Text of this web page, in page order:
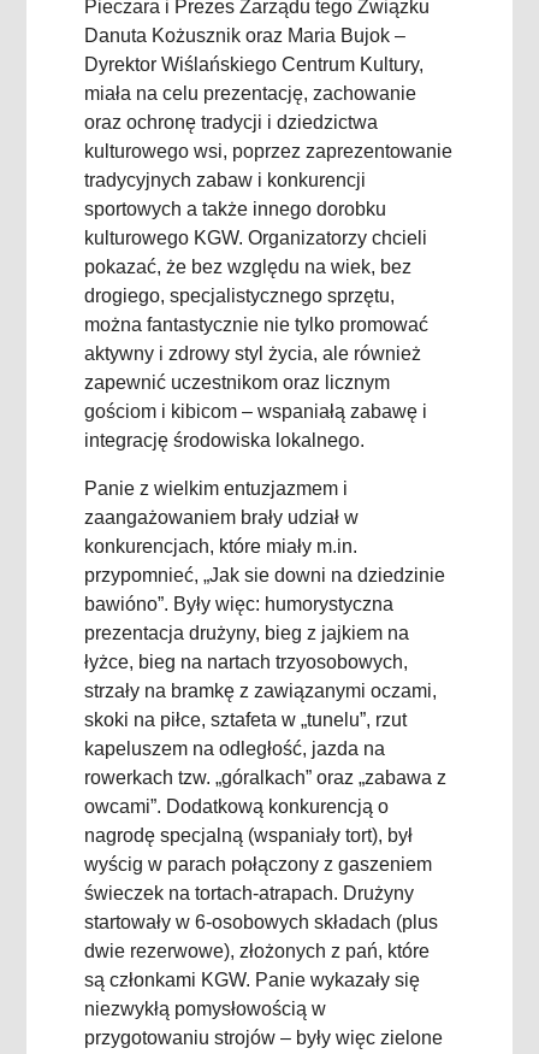
Pieczara i Prezes Zarządu tego Związku
Danuta Kożusznik oraz Maria Bujok –
Dyrektor Wiślańskiego Centrum Kultury,
miała na celu prezentację, zachowanie
oraz ochronę tradycji i dziedzictwa
kulturowego wsi, poprzez zaprezentowanie
tradycyjnych zabaw i konkurencji
sportowych a także innego dorobku
kulturowego KGW. Organizatorzy chcieli
pokazać, że bez względu na wiek, bez
drogiego, specjalistycznego sprzętu,
można fantastycznie nie tylko promować
aktywny i zdrowy styl życia, ale również
zapewnić uczestnikom oraz licznym
gościom i kibicom – wspaniałą zabawę i
integrację środowiska lokalnego.
Panie z wielkim entuzjazmem i
zaangażowaniem brały udział w
konkurencjach, które miały m.in.
przypomnieć, „Jak sie downi na dziedzinie
bawióno”. Były więc: humorystyczna
prezentacja drużyny, bieg z jajkiem na
łyżce, bieg na nartach trzyosobowych,
strzały na bramkę z zawiązanymi oczami,
skoki na piłce, sztafeta w „tunelu”, rzut
kapeluszem na odległość, jazda na
rowerkach tzw. „góralkach” oraz „zabawa z
owcami”. Dodatkową konkurencją o
nagrodę specjalną (wspaniały tort), był
wyścig w parach połączony z gaszeniem
świeczek na tortach-atrapach. Drużyny
startowały w 6-osobowych składach (plus
dwie rezerwowe), złożonych z pań, które
są członkami KGW. Panie wykazały się
niezwykłą pomysłowością w
przygotowaniu strojów – były więc zielone